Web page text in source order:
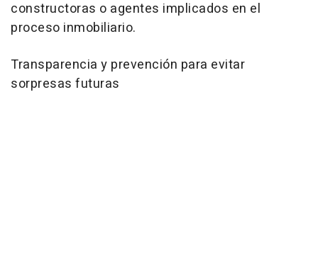
constructoras o agentes implicados en el
proceso inmobiliario.
Transparencia y prevención para evitar
sorpresas futuras